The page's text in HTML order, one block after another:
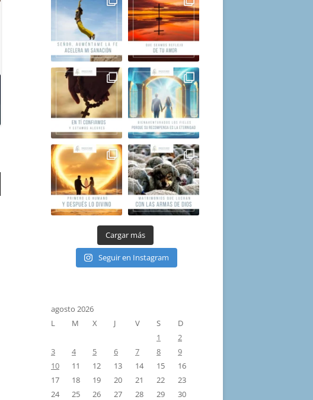
Cargar más
Seguir en Instagram
agosto 2026
L
M X J V S
D
1
2
3
4 5 6 7 8
9
10
11 12 13 14 15
16
17
18 19 20 21 22
23
24
25 26 27 28 29
30